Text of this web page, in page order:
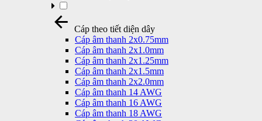
Cáp theo tiết diện dây
Cáp âm thanh 2x0.75mm
Cáp âm thanh 2x1.0mm
Cáp âm thanh 2x1.25mm
Cáp âm thanh 2x1.5mm
Cáp âm thanh 2x2.0mm
Cáp âm thanh 14 AWG
Cáp âm thanh 16 AWG
Cáp âm thanh 18 AWG